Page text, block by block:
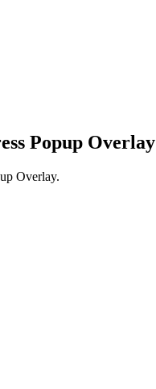
Popup Overlay
Overlay.